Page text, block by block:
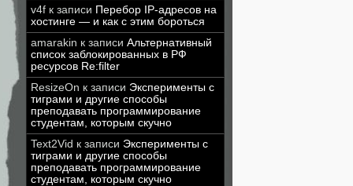
v4f к записи Перебор IP-адресов на
хостинге — и как с этим бороться
amarakin к записи Альтернативный
список заблокированных в РФ
ресурсов Re:filter
ResizeOn к записи Эксперименты с
тиграми и другие способы
преподавать программирование
студентам, которым скучно
Text2Vid к записи Эксперименты с
тиграми и другие способы
преподавать программирование
студентам, которым скучно